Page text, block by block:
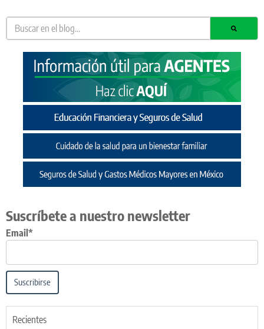
Suscríbete a nuestro newsletter
Email*
Suscribirse
Recientes